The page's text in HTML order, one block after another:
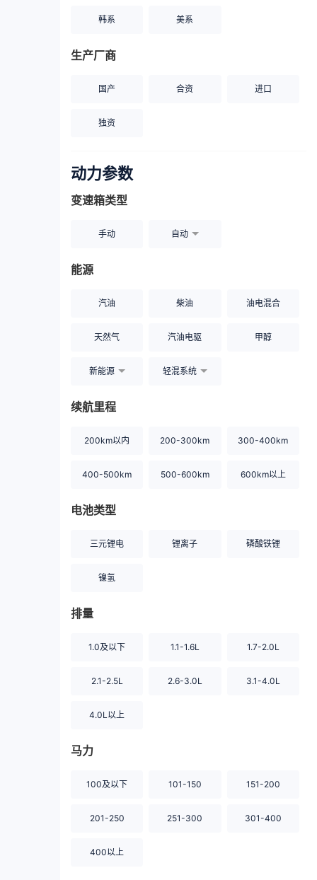
韩系 美系
生产厂商
国产 合资 进口
独资
动力参数
变速箱类型
手动 自动
能源
汽油 柴油 油电混合
天然气 汽油电驱 甲醇
新能源 轻混系统
续航里程
200km以内 200-300km 300-400km
400-500km 500-600km 600km以上
电池类型
三元锂电 锂离子 磷酸铁锂
镍氢
排量
1.0及以下 1.1-1.6L 1.7-2.0L
2.1-2.5L 2.6-3.0L 3.1-4.0L
4.0L以上
马力
100及以下 101-150 151-200
201-250 251-300 301-400
400以上